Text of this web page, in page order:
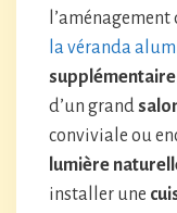
la véranda
supplémentaire
d’un grand
conviviale ou
lumière
installer une